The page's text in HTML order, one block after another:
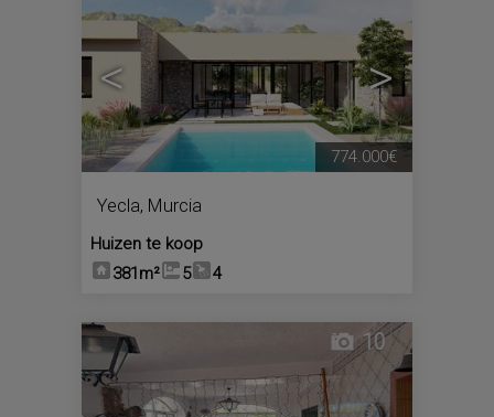
< >
Yecla, Murcia
Huizen te koop
381m²
5 4
774.000€
10